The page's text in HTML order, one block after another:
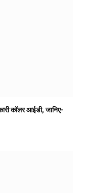
कॉलर आईडी, जानिए-